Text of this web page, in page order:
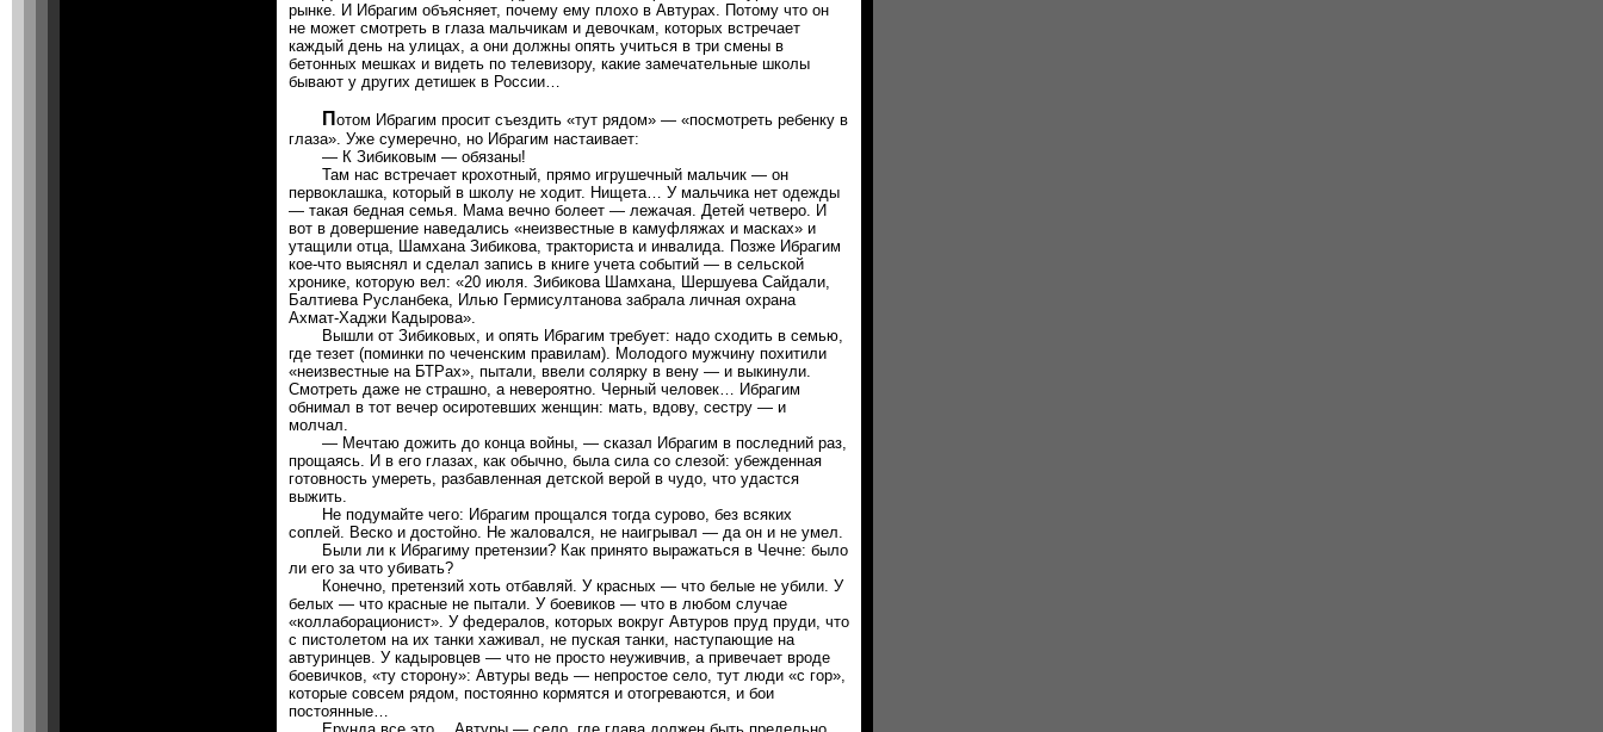
рынке. И Ибрагим объясняет, почему ему плохо в Автурах. Потому что он
не может смотреть в глаза мальчикам и девочкам, которых встречает
каждый день на улицах, а они должны опять учиться в три смены в
бетонных мешках и видеть по телевизору, какие замечательные школы
бывают у других детишек в России…
П отом Ибрагим просит съездить «тут рядом» — «посмотреть ребенку в
глаза». Уже сумеречно, но Ибрагим настаивает:
— К Зибиковым — обязаны!
Там нас встречает крохотный, прямо игрушечный мальчик — он
первоклашка, который в школу не ходит. Нищета… У мальчика нет одежды
— такая бедная семья. Мама вечно болеет — лежачая. Детей четверо. И
вот в довершение наведались «неизвестные в камуфляжах и масках» и
утащили отца, Шамхана Зибикова, тракториста и инвалида. Позже Ибрагим
кое-что выяснял и сделал запись в книге учета событий — в сельской
хронике, которую вел: «20 июля. Зибикова Шамхана, Шершуева Сайдали,
Балтиева Русланбека, Илью Гермисултанова забрала личная охрана
Ахмат-Хаджи Кадырова».
Вышли от Зибиковых, и опять Ибрагим требует: надо сходить в семью,
где тезет (поминки по чеченским правилам). Молодого мужчину похитили
«неизвестные на БТРах», пытали, ввели солярку в вену — и выкинули.
Смотреть даже не страшно, а невероятно. Черный человек… Ибрагим
обнимал в тот вечер осиротевших женщин: мать, вдову, сестру — и
молчал.
— Мечтаю дожить до конца войны, — сказал Ибрагим в последний раз,
прощаясь. И в его глазах, как обычно, была сила со слезой: убежденная
готовность умереть, разбавленная детской верой в чудо, что удастся
выжить.
Не подумайте чего: Ибрагим прощался тогда сурово, без всяких
соплей. Веско и достойно. Не жаловался, не наигрывал — да он и не умел.
Были ли к Ибрагиму претензии? Как принято выражаться в Чечне: было
ли его за что убивать?
Конечно, претензий хоть отбавляй. У красных — что белые не убили. У
белых — что красные не пытали. У боевиков — что в любом случае
«коллаборационист». У федералов, которых вокруг Автуров пруд пруди, что
с пистолетом на их танки хаживал, не пуская танки, наступающие на
автуринцев. У кадыровцев — что не просто неуживчив, а привечает вроде
боевичков, «ту сторону»: Автуры ведь — непростое село, тут люди «с гор»,
которые совсем рядом, постоянно кормятся и отогреваются, и бои
постоянные…